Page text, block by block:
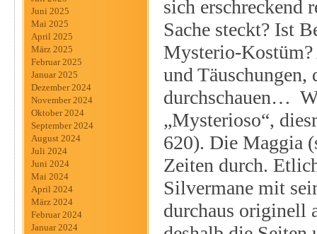
Juni 2025
Mai 2025
April 2025
März 2025
Februar 2025
Januar 2025
Dezember 2024
November 2024
Oktober 2024
September 2024
August 2024
Juli 2024
Juni 2024
Mai 2024
April 2024
März 2024
Februar 2024
Januar 2024
sich erschreckend
Sache steckt? Ist
Mysterio-
und
durchschauen…
„Mysterioso“,
620). Die Maggia
Zeiten durch.
Silvermane mit
durchaus originell